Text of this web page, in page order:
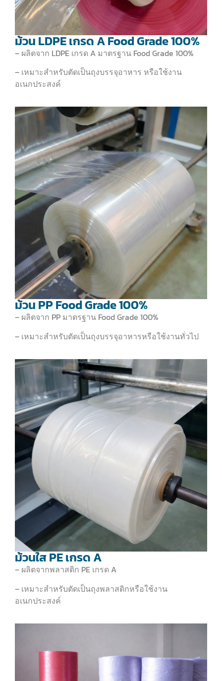
ม้วน LDPE เกรด A Food Grade 100%
– ผลิตจาก LDPE เกรด A มาตรฐาน Food Grade 100%
– เหมาะสำหรับตัดเป็นถุงบรรจุอาหาร หรือใช้งาน
อเนกประสงค์
ม้วน PP Food Grade 100%
– ผลิตจาก PP มาตรฐาน Food Grade 100%
– เหมาะสำหรับตัดเป็นถุงบรรจุอาหารหรือใช้งานทั่วไป
ม้วนใส PE เกรด A
– ผลิตจากพลาสติก PE เกรด A
– เหมาะสำหรับตัดเป็นถุงพลาสติกหรือใช้งาน
อเนกประสงค์